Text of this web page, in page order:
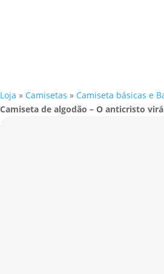
Loja » Camisetas » Camiseta básicas e
Camiseta de algodão – O anticristo